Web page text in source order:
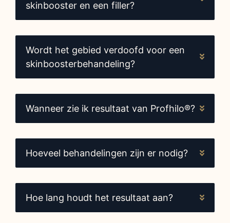
skinbooster en een filler?
Wordt het gebied verdoofd voor een
skinboosterbehandeling?
Wanneer zie ik resultaat van Profhilo®?
Hoeveel behandelingen zijn er nodig?
Hoe lang houdt het resultaat aan?